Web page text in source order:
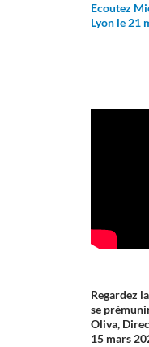
Ecoutez
Lyon le 21
Regardez
se
Oliva,
15 mars